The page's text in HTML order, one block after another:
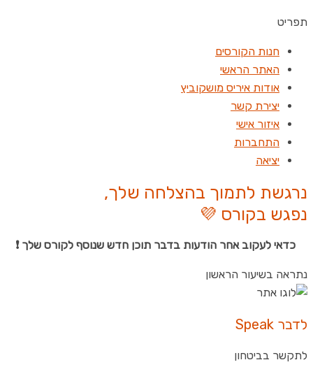
תפריט
חנות הקורסים
האתר הראשי
אודות איריס מושקוביץ
יצירת קשר
איזור אישי
התחברות
יציאה
נרגשת לתמוך בהצלחה שלך,
נפגש בקורס 💜
כדאי לעקוב אחר הודעות בדבר תוכן חדש שנוסף לקורס שלך ❗
נתראה בשיעור הראשון
לדבר Speak
לתקשר בביטחון